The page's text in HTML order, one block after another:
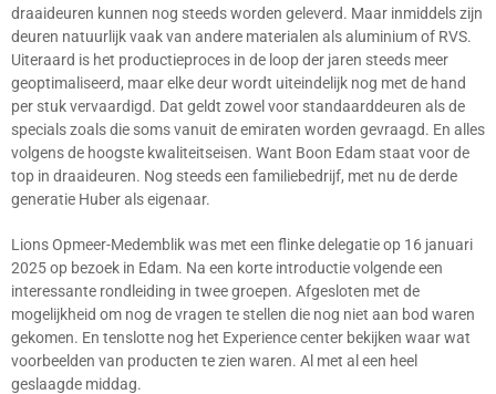
draaideuren kunnen nog steeds worden geleverd. Maar inmiddels zijn
deuren natuurlijk vaak van andere materialen als aluminium of RVS.
Uiteraard is het productieproces in de loop der jaren steeds meer
geoptimaliseerd, maar elke deur wordt uiteindelijk nog met de hand
per stuk vervaardigd. Dat geldt zowel voor standaarddeuren als de
specials zoals die soms vanuit de emiraten worden gevraagd. En alles
volgens de hoogste kwaliteitseisen. Want Boon Edam staat voor de
top in draaideuren. Nog steeds een familiebedrijf, met nu de derde
generatie Huber als eigenaar.
Lions Opmeer-Medemblik was met een flinke delegatie op 16 januari
2025 op bezoek in Edam. Na een korte introductie volgende een
interessante rondleiding in twee groepen. Afgesloten met de
mogelijkheid om nog de vragen te stellen die nog niet aan bod waren
gekomen. En tenslotte nog het Experience center bekijken waar wat
voorbeelden van producten te zien waren. Al met al een heel
geslaagde middag.